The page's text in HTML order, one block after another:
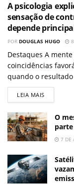
A psicologia
sensação de
depende
POR DOUGLAS HUGO
Destaques A
coincidências
quando o
LEIA MAIS
O
7 DE